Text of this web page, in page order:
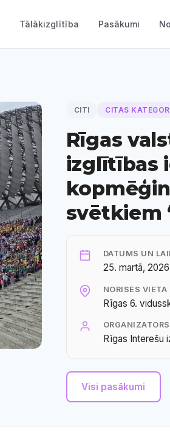
Tālākizglītība Pasākumi
CITI CITAS
Rīgas
izglītības
svētkiem
DATUMS UN
25. martā, 2026
NORISES VIETA
Rīgas 6.
ORGANIZATORS
Rīgas Interešu
Visi pasākumi